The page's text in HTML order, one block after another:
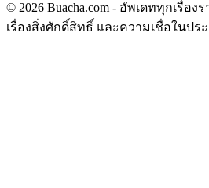
© 2026 Buacha.com - อัพเดททุกเรื่อ
เรื่องสิ่งศักดิ์สิทธิ์ และความเชื่อในปร